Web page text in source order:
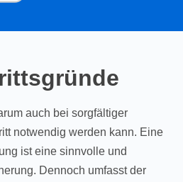
auch bei sorgfältiger
notwendig werden kann. Eine
ist eine sinnvolle und
Dennoch umfasst der